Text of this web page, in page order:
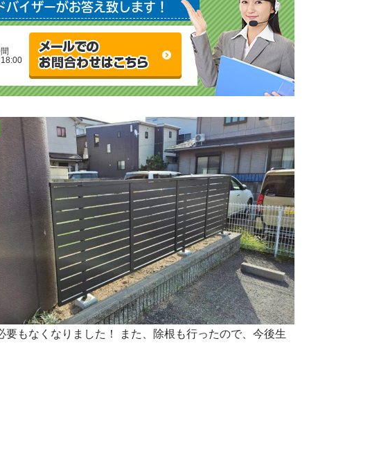
イザーがお答え致します！
もなくなりました！ また、除根も行ったので、今後生